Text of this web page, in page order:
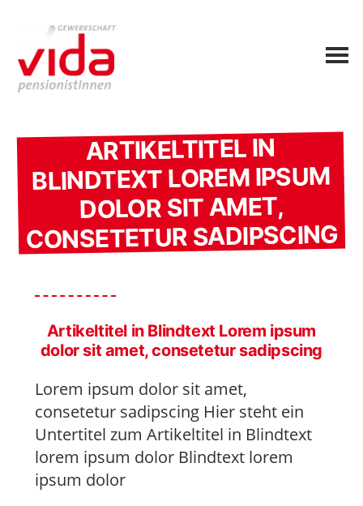
ARTIKELTITEL IN
BLINDTEXT LOREM IPSUM
DOLOR SIT AMET,
CONSETETUR SADIPSCING
Artikeltitel in Blindtext Lorem ipsum
dolor sit amet, consetetur sadipscing
Lorem ipsum dolor sit amet,
consetetur sadipscing Hier steht ein
Untertitel zum Artikeltitel in Blindtext
lorem ipsum dolor Blindtext lorem
ipsum dolor